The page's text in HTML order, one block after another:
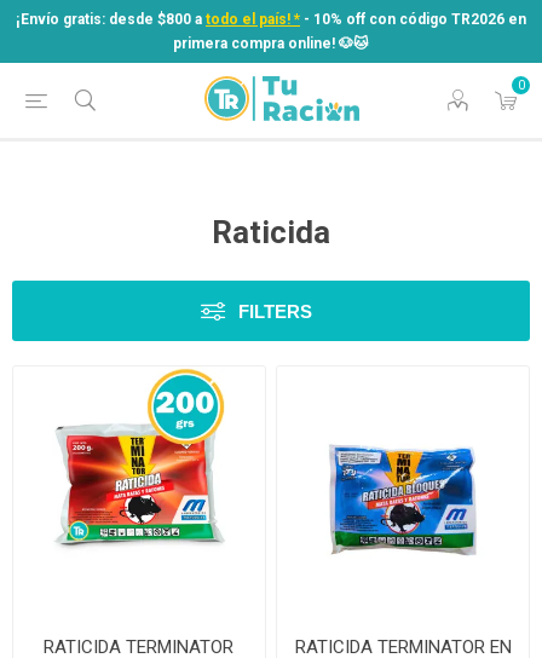
¡Envío gratis: desde $800 a todo el país! * - 10% off con código TR2026 en
primera compra online! ​🐶​🐱
0
¡Envío gratis: desde $800 atodo el país! *
- 10% off con código TR2026 en
primera compra online! ​🐶​🐱
Raticida
FILTERS
RATICIDA TERMINATOR
RATICIDA TERMINATOR EN